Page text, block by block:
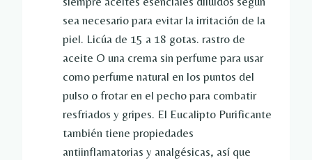
sea necesario para evitar la irritación de la
piel. Licúa de 15 a 18 gotas. rastro de
aceite O una crema sin perfume para usar
como perfume natural en los puntos del
pulso o frotar en el pecho para combatir
resfriados y gripes. El Eucalipto Purificante
también tiene propiedades
antiinflamatorias y analgésicas, así que